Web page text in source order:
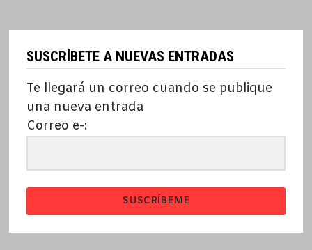
SUSCRÍBETE A NUEVAS ENTRADAS
Te llegará un correo cuando se publique
una nueva entrada
Correo e-:
SUSCRÍBEME